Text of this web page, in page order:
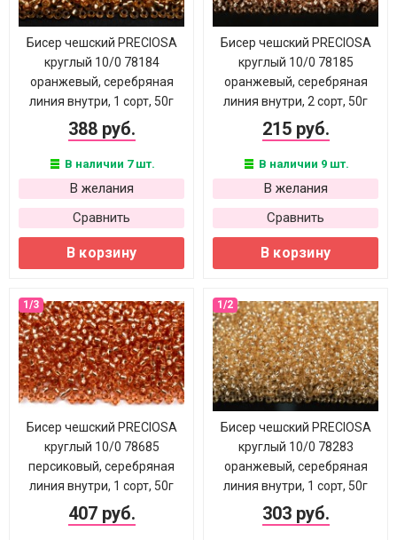
Бисер чешский PRECIOSA
круглый 10/0 78184
оранжевый, серебряная
линия внутри, 1 сорт, 50г
388 руб.
В наличии 7 шт.
В желания
Сравнить
В корзину
Бисер чешский PRECIOSA
круглый 10/0 78185
оранжевый, серебряная
линия внутри, 2 сорт, 50г
215 руб.
В наличии 9 шт.
В желания
Сравнить
В корзину
Бисер чешский PRECIOSA
круглый 10/0 78685
персиковый, серебряная
линия внутри, 1 сорт, 50г
407 руб.
Бисер чешский PRECIOSA
круглый 10/0 78283
оранжевый, серебряная
линия внутри, 1 сорт, 50г
303 руб.